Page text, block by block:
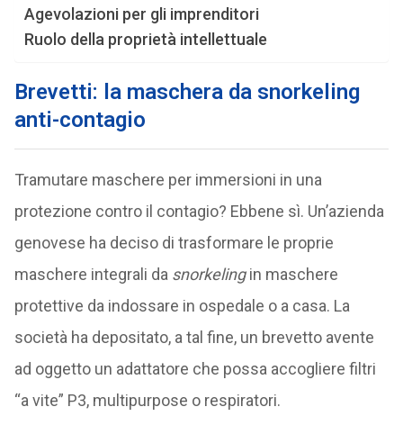
Agevolazioni per gli imprenditori
Ruolo della proprietà intellettuale
Brevetti: la maschera da snorkeling
anti-contagio
Tramutare maschere per immersioni in una
protezione contro il contagio? Ebbene sì. Un’azienda
genovese ha deciso di trasformare le proprie
maschere integrali da snorkelingin maschere
protettive da indossare in ospedale o a casa. La
società ha depositato, a tal fine, un brevetto avente
ad oggetto un adattatore che possa accogliere filtri
“a vite” P3, multipurpose o respiratori.